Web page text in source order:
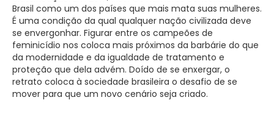
Brasil como um dos países que mais mata suas mulheres.
É uma condição da qual qualquer nação civilizada deve
se envergonhar. Figurar entre os campeões de
feminicídio nos coloca mais próximos da barbárie do que
da modernidade e da igualdade de tratamento e
proteção que dela advém. Doído de se enxergar, o
retrato coloca à sociedade brasileira o desafio de se
mover para que um novo cenário seja criado.